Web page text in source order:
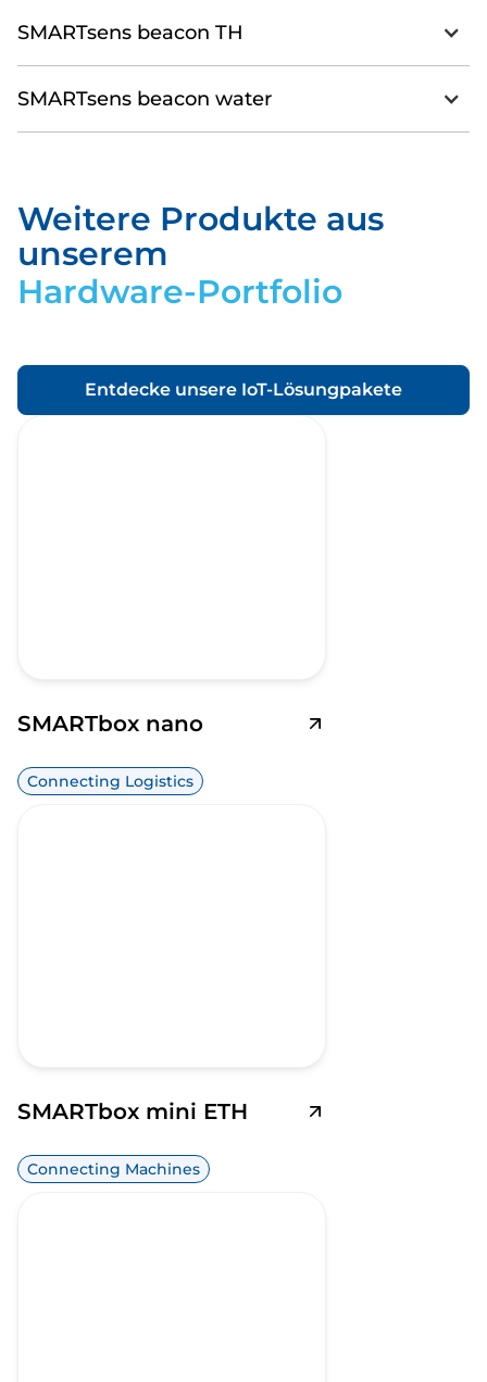
SMARTsens beacon TH
SMARTsens beacon water
Weitere Produkte aus
unserem
Hardware-Portfolio
Entdecke unsere IoT-Lösungpakete
SMARTbox nano
Connecting Logistics
SMARTbox mini ETH
Connecting Machines